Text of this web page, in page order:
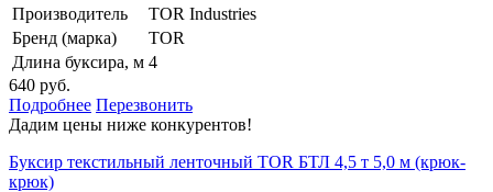
Производитель
TOR Industries
Бренд (марка)
TOR
Длина буксира, м 4
640 руб.
Подробнее Перезвонить
Дадим цены ниже конкурентов!
Буксир текстильный ленточный TOR БТЛ 4,5 т 5,0 м (крюк-
крюк)